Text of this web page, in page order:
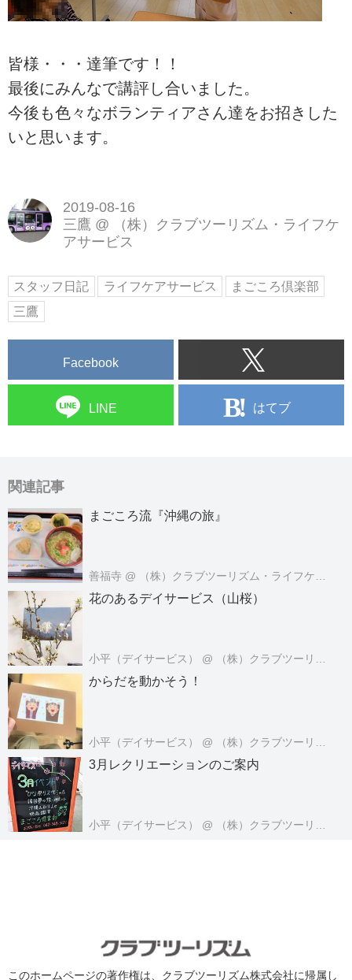
皆様・・・達筆です！！
最後にみんなで講評し合いました。
今後も色々なボランティアさん達をお招きした
いと思います。
2019-08-16
三鷹 @
（株）クラブツーリズム・ライフケ
アサービス
スタッフ日記 ライフケアサービス
まごころ倶楽部
三鷹
Facebook
LINE はてブ
関連記事
まごころ流『沖縄の旅』
善福寺 @ （株）クラブツーリズム・ライフケアサービス
花のあるデイサービス（山桜）
小平（デイサービス） @ （株）クラブツーリズム・ライフケアサービス
からだを動かそう！
小平（デイサービス） @ （株）クラブツーリズム・ライフケアサービス
3月レクリエーションのご案内
小平（デイサービス） @ （株）クラブツーリズム・ライフケアサービス
このホームページの著作権は、クラブツーリズム株式会社に帰属し